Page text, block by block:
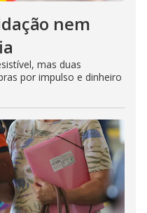
nem
mas duas
por impulso e dinheiro